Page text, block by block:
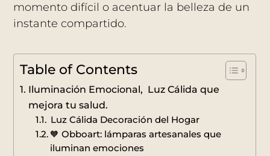
momento difícil o acentuar la belleza de un
instante compartido.
Table of Contents
Iluminación Emocional, Luz Cálida que
mejora tu salud.
Luz Cálida Decoración del Hogar
🧡 Obboart: lámparas artesanales que
iluminan emociones